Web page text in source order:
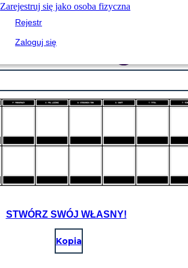
Zarejestruj się jako osoba fizyczna
Rejestr
Zaloguj się
STWÓRZ SWÓJ WŁASNY!
Kopia